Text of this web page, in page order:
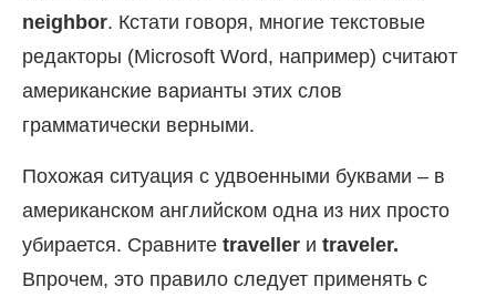
neighbor. Кстати говоря, многие текстовые
редакторы (Microsoft Word, например) считают
американские варианты этих слов
грамматически верными.
Похожая ситуация с удвоенными буквами – в
американском английском одна из них просто
убирается. Сравните traveller и traveler.
Впрочем, это правило следует применять с